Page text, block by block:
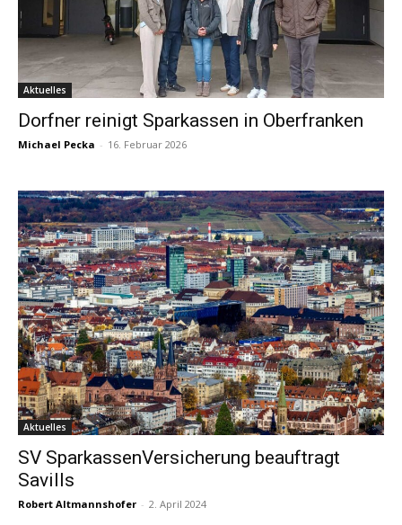
Aktuelles
Dorfner reinigt Sparkassen in Oberfranken
Michael Pecka - 16. Februar 2026
Aktuelles
SV SparkassenVersicherung beauftragt
Savills
Robert Altmannshofer - 2. April 2024